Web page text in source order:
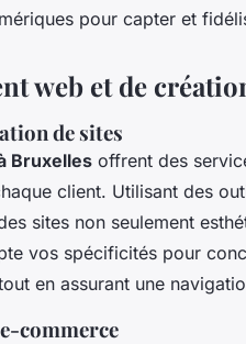
pour capter et
web et de
de sites
Bruxelles offrent des
client. Utilisant des
sites non seulement
vos spécificités pour
en assurant une
commerce